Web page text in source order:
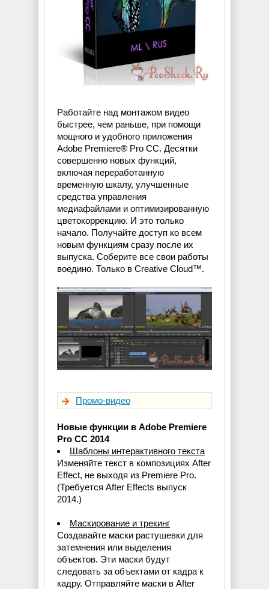
Работайте над монтажом видео
быстрее, чем раньше, при помощи
мощного и удобного приложения
Adobe Premiere® Pro CC. Десятки
совершенно новых функций,
включая переработанную
временную шкалу, улучшенные
средства управления
медиафайлами и оптимизированную
цветокоррекцию. И это только
начало. Получайте доступ ко всем
новым функциям сразу после их
выпуска. Соберите все свои работы
воедино. Только в Creative Cloud™.
Промо-видео
Новые функции в Adobe Premiere
Pro CC 2014
Шаблоны интерактивного текста
Изменяйте текст в композициях After
Effect, не выходя из Premiere Pro.
(Требуется After Effects выпуск
2014.)
Маскирование и трекинг
Создавайте маски растушевки для
затемнения или выделения
объектов. Эти маски будут
следовать за объектами от кадра к
кадру. Отправляйте маски в After